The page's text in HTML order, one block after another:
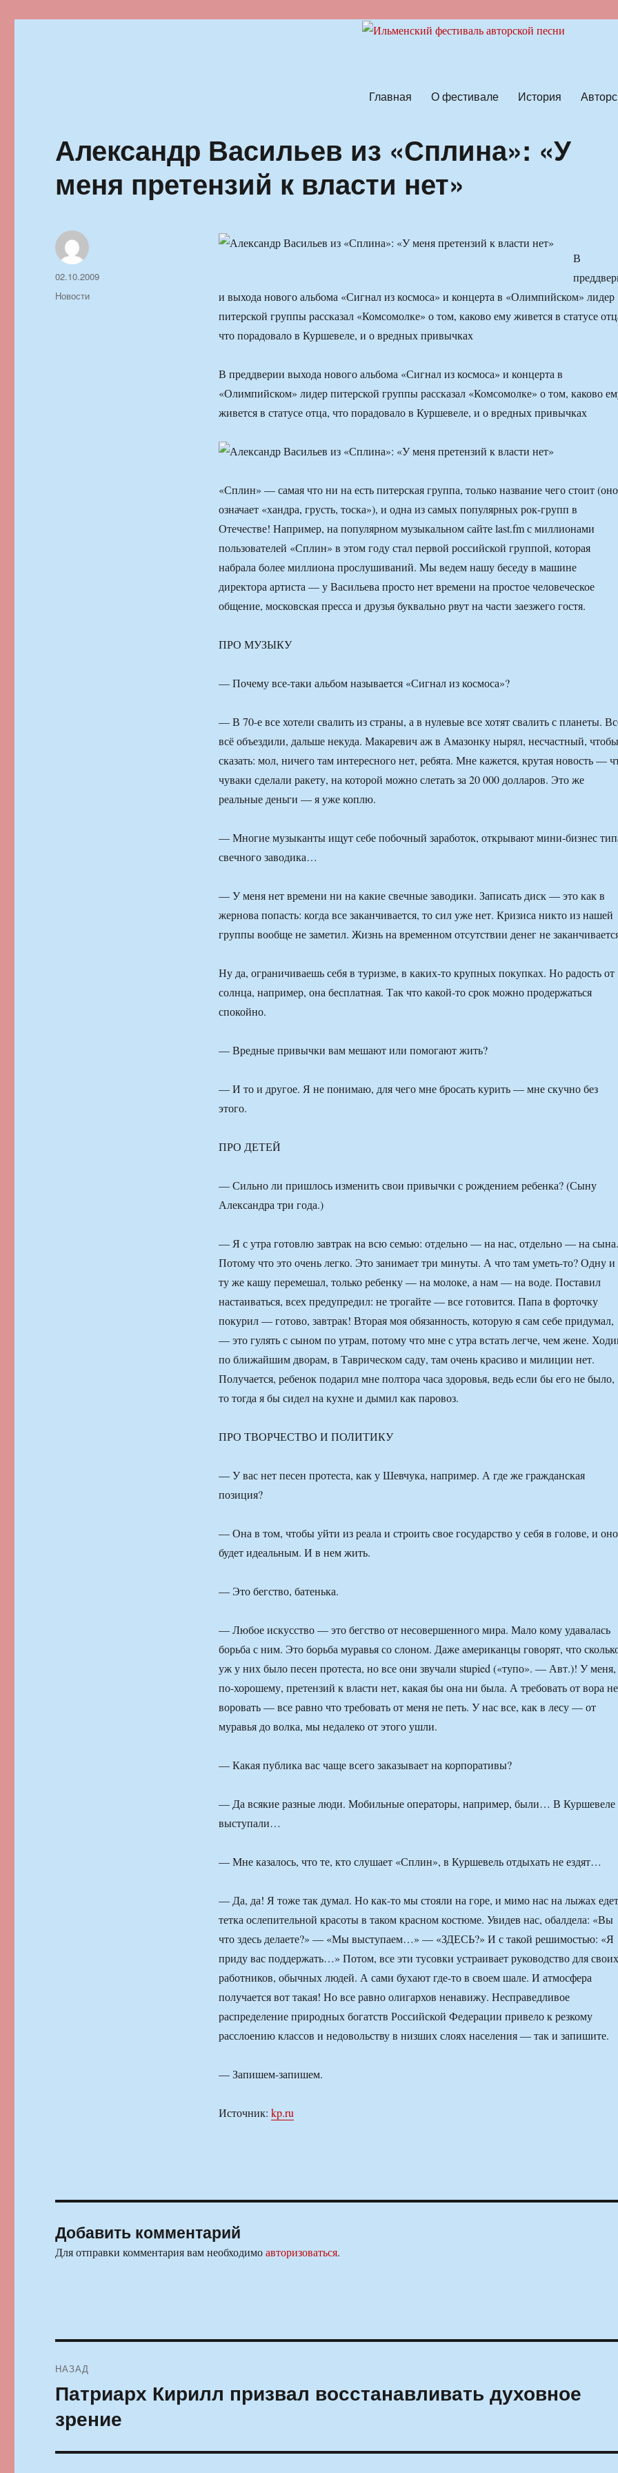
Главная О фестивале История
Александр Васильев из «Сплина»: «У
меня претензий к власти нет»
В
и выхода нового альбома «Сигнал из космоса» и концерта в «Олимпийском» лидер
питерской группы рассказал «Комсомолке» о том, каково ему живется в статусе
что порадовало в Куршевеле, и о вредных привычках
В преддверии выхода нового альбома «Сигнал из космоса» и концерта в
«Олимпийском» лидер питерской группы рассказал «Комсомолке» о том, каково
живется в статусе отца, что порадовало в Куршевеле, и о вредных привычках
«Сплин» — самая что ни на есть питерская группа, только название чего стоит (оно
означает «хандра, грусть, тоска»), и одна из самых популярных рок-групп в
Отечестве! Например, на популярном музыкальном сайте last.fm с миллионами
пользователей «Сплин» в этом году стал первой российской группой, которая
набрала более миллиона прослушиваний. Мы ведем нашу беседу в машине
директора артиста — у Васильева просто нет времени на простое человеческое
общение, московская пресса и друзья буквально рвут на части заезжего гостя.
ПРО МУЗЫКУ
— Почему все-таки альбом называется «Сигнал из космоса»?
— В 70-е все хотели свалить из страны, а в нулевые все хотят свалить с планеты.
всё объездили, дальше некуда. Макаревич аж в Амазонку нырял, несчастный, чтобы
сказать: мол, ничего там интересного нет, ребята. Мне кажется, крутая новость —
чуваки сделали ракету, на которой можно слетать за 20 000 долларов. Это же
реальные деньги — я уже коплю.
— Многие музыканты ищут себе побочный заработок, открывают мини-бизнес
свечного заводика…
— У меня нет времени ни на какие свечные заводики. Записать диск — это как в
жернова попасть: когда все заканчивается, то сил уже нет. Кризиса никто из нашей
группы вообще не заметил. Жизнь на временном отсутствии денег не
Ну да, ограничиваешь себя в туризме, в каких-то крупных покупках. Но радость от
солнца, например, она бесплатная. Так что какой-то срок можно продержаться
спокойно.
— Вредные привычки вам мешают или помогают жить?
— И то и другое. Я не понимаю, для чего мне бросать курить — мне скучно без
этого.
ПРО ДЕТЕЙ
— Сильно ли пришлось изменить свои привычки с рождением ребенка? (Сыну
Александра три года.)
— Я с утра готовлю завтрак на всю семью: отдельно — на нас, отдельно — на сына.
Потому что это очень легко. Это занимает три минуты. А что там уметь-то? Одну и
ту же кашу перемешал, только ребенку — на молоке, а нам — на воде. Поставил
настаиваться, всех предупредил: не трогайте — все готовится. Папа в форточку
покурил — готово, завтрак! Вторая моя обязанность, которую я сам себе придумал,
— это гулять с сыном по утрам, потому что мне с утра встать легче, чем жене.
по ближайшим дворам, в Таврическом саду, там очень красиво и милиции нет.
Получается, ребенок подарил мне полтора часа здоровья, ведь если бы его не было,
то тогда я бы сидел на кухне и дымил как паровоз.
ПРО ТВОРЧЕСТВО И ПОЛИТИКУ
— У вас нет песен протеста, как у Шевчука, например. А где же гражданская
позиция?
— Она в том, чтобы уйти из реала и строить свое государство у себя в голове, и оно
будет идеальным. И в нем жить.
— Это бегство, батенька.
— Любое искусство — это бегство от несовершенного мира. Мало кому удавалась
борьба с ним. Это борьба муравья со слоном. Даже американцы говорят, что
уж у них было песен протеста, но все они звучали stupied («тупо». — Авт.)! У меня,
по-хорошему, претензий к власти нет, какая бы она ни была. А требовать от вора не
воровать — все равно что требовать от меня не петь. У нас все, как в лесу — от
муравья до волка, мы недалеко от этого ушли.
— Какая публика вас чаще всего заказывает на корпоративы?
— Да всякие разные люди. Мобильные операторы, например, были… В Куршевеле
выступали…
— Мне казалось, что те, кто слушает «Сплин», в Куршевель отдыхать не ездят…
— Да, да! Я тоже так думал. Но как-то мы стояли на горе, и мимо нас на лыжах едет
тетка ослепительной красоты в таком красном костюме. Увидев нас, обалдела: «Вы
что здесь делаете?» — «Мы выступаем…» — «ЗДЕСЬ?» И с такой решимостью: «Я
приду вас поддержать…» Потом, все эти тусовки устраивает руководство для своих
работников, обычных людей. А сами бухают где-то в своем шале. И атмосфера
получается вот такая! Но все равно олигархов ненавижу. Несправедливое
распределение природных богатств Российской Федерации привело к резкому
расслоению классов и недовольству в низших слоях населения — так и запишите.
— Запишем-запишем.
Источник: kp.ru
Автор
Опубликовано
02.10.2009
Рубрики
Новости
Добавить комментарий
Для отправки комментария вам необходимоавторизоваться.
по
записям
НАЗАД
Предыдущая
запись:
Патриарх Кирилл призвал восстанавливать духовное
зрение